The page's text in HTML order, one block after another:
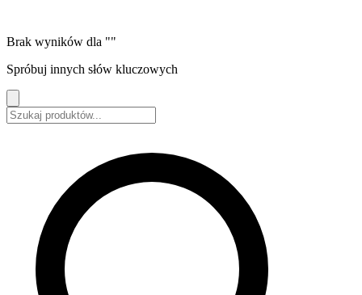
Brak wyników dla ""
Spróbuj innych słów kluczowych